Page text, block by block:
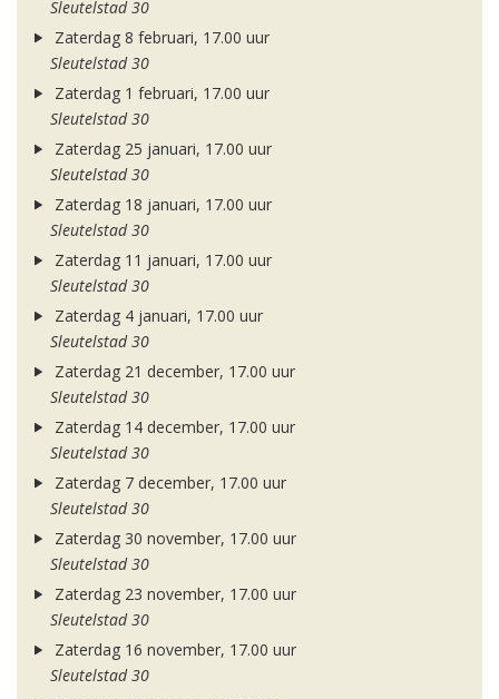
Sleutelstad 30
Zaterdag 8 februari, 17.00 uur
Sleutelstad 30
Zaterdag 1 februari, 17.00 uur
Sleutelstad 30
Zaterdag 25 januari, 17.00 uur
Sleutelstad 30
Zaterdag 18 januari, 17.00 uur
Sleutelstad 30
Zaterdag 11 januari, 17.00 uur
Sleutelstad 30
Zaterdag 4 januari, 17.00 uur
Sleutelstad 30
Zaterdag 21 december, 17.00 uur
Sleutelstad 30
Zaterdag 14 december, 17.00 uur
Sleutelstad 30
Zaterdag 7 december, 17.00 uur
Sleutelstad 30
Zaterdag 30 november, 17.00 uur
Sleutelstad 30
Zaterdag 23 november, 17.00 uur
Sleutelstad 30
Zaterdag 16 november, 17.00 uur
Sleutelstad 30